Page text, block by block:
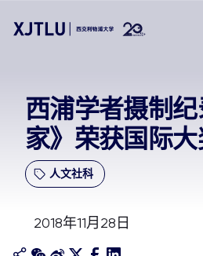
招生
科研
学院
西浦学者摄制
家》荣获国际
人文社科
2018年11月28日